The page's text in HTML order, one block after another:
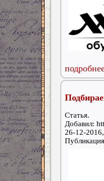
Статья.
Добавил:
26-12-